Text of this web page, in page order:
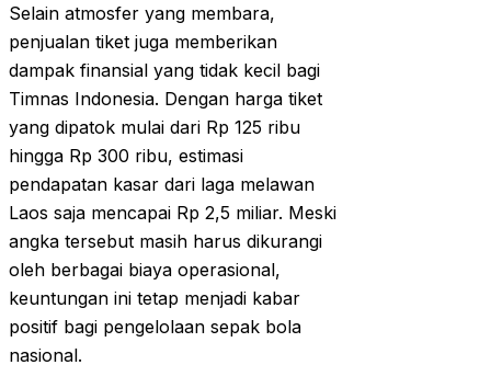
Selain atmosfer yang membara,
penjualan tiket juga memberikan
dampak finansial yang tidak kecil bagi
Timnas Indonesia. Dengan harga tiket
yang dipatok mulai dari Rp 125 ribu
hingga Rp 300 ribu, estimasi
pendapatan kasar dari laga melawan
Laos saja mencapai Rp 2,5 miliar. Meski
angka tersebut masih harus dikurangi
oleh berbagai biaya operasional,
keuntungan ini tetap menjadi kabar
positif bagi pengelolaan sepak bola
nasional.